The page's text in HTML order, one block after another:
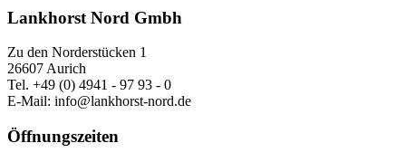
Lankhorst Nord Gmbh
Zu den Norderstücken 1
26607 Aurich
Tel. +49 (0) 4941 - 97 93 - 0
E-Mail: info@lankhorst-nord.de
Öffnungszeiten